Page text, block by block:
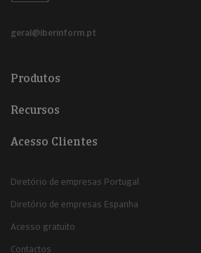
geral@iberinform.pt
Produtos
Recursos
Acesso Clientes
Diretório de empresas Portugal
Diretório de empresas Espanha
Acesso gratuito
Contactos